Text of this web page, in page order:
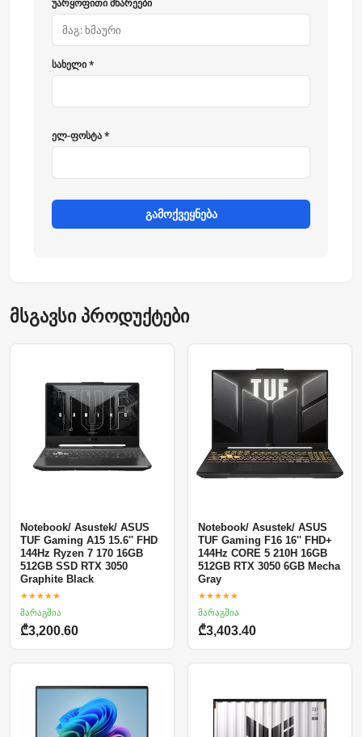
უარყოფითი მხარეები
სახელი *
ელ-ფოსტა *
გამოქვეყნება
მსგავსი პროდუქტები
Notebook/ Asustek/ ASUS
TUF Gaming A15 15.6'' FHD
144Hz Ryzen 7 170 16GB
512GB SSD RTX 3050
Graphite Black
★★★★★
მარაგშია
₾3,200.60
Notebook/ Asustek/ ASUS
TUF Gaming F16 16'' FHD+
144Hz CORE 5 210H 16GB
512GB RTX 3050 6GB Mecha
Gray
★★★★★
მარაგშია
₾3,403.40